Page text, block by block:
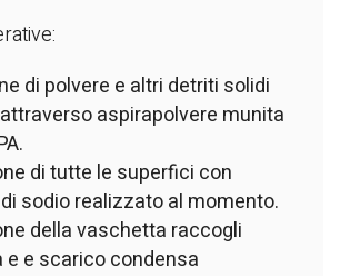
di polvere e altri detriti solidi
aspirapolvere munita
di tutte le superfici con
sodio realizzato al momento.
della vaschetta raccogli
e e scarico condensa